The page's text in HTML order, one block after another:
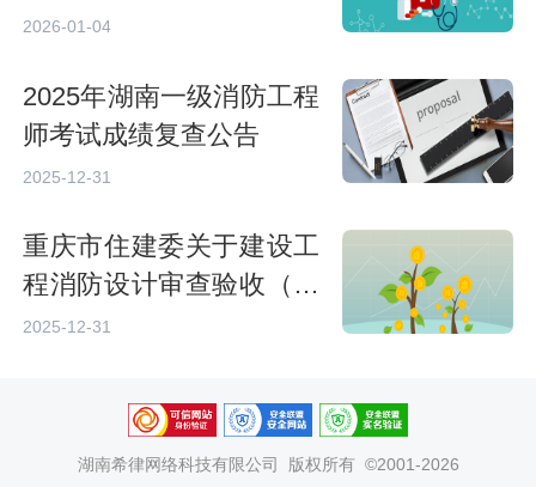
2026-01-04
2025年湖南一级消防工程
师考试成绩复查公告
2025-12-31
重庆市住建委关于建设工
程消防设计审查验收（备
案）实行电子证照的通知
2025-12-31
湖南希律网络科技有限公司 版权所有 ©2001-2026